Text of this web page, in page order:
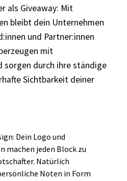
als Giveaway: Mit
bleibt dein Unternehmen
und Partner:innen
mit
durch ihre ständige
Sichtbarkeit deiner
Dein Logo und
machen jeden Block zu
Natürlich
Noten in Form